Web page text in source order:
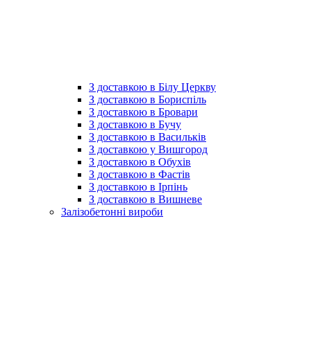
З доставкою в Білу Церкву
З доставкою в Бориспіль
З доставкою в Бровари
З доставкою в Бучу
З доставкою в Васильків
З доставкою у Вишгород
З доставкою в Обухів
З доставкою в Фастів
З доставкою в Ірпінь
З доставкою в Вишневе
Залізобетонні вироби